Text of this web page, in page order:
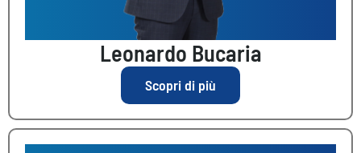
Leonardo Bucaria
Scopri di più